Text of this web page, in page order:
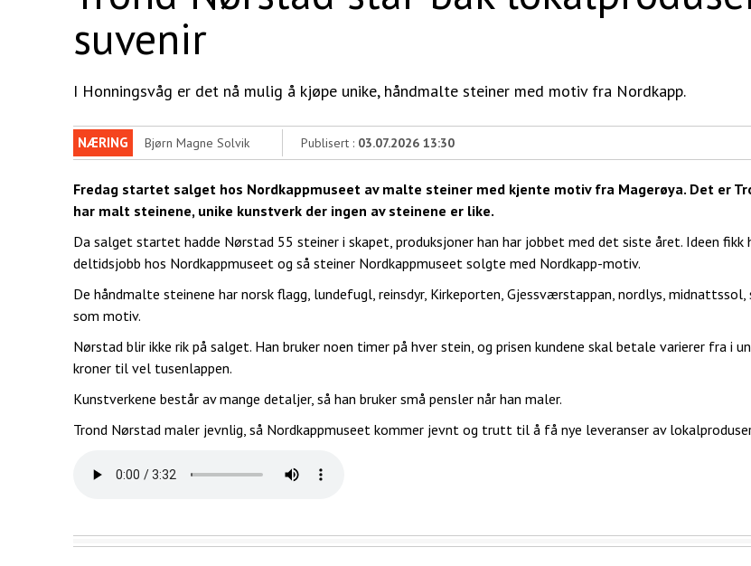
suvenir
I Honningsvåg er det nå mulig å kjøpe unike, håndmalte steiner med motiv fra Nordkapp.
NÆRING Bjørn Magne Solvik Publisert : 03.07.2026 13:30
Fredag startet salget hos Nordkappmuseet av malte steiner med kjente motiv fra Magerøya. Det er
har malt steinene, unike kunstverk der ingen av steinene er like.
Da salget startet hadde Nørstad 55 steiner i skapet, produksjoner han har jobbet med det siste året. Ideen fikk
deltidsjobb hos Nordkappmuseet og så steiner Nordkappmuseet solgte med Nordkapp-motiv.
De håndmalte steinene har norsk flagg, lundefugl, reinsdyr, Kirkeporten, Gjessværstappan, nordlys,
som motiv.
Nørstad blir ikke rik på salget. Han bruker noen timer på hver stein, og prisen kundene skal betale varierer fra i
kroner til vel tusenlappen.
Kunstverkene består av mange detaljer, så han bruker små pensler når han maler.
Trond Nørstad maler jevnlig, så Nordkappmuseet kommer jevnt og trutt til å få nye leveranser av